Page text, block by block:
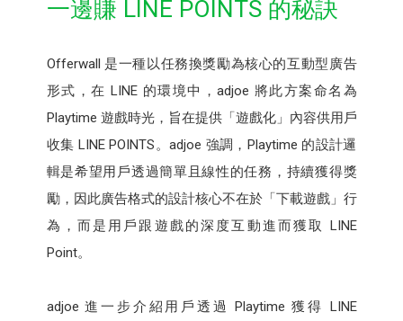
一邊賺 LINE POINTS 的秘訣
Offerwall 是一種以任務換獎勵為核心的互動型廣告
形式，在 LINE 的環境中，adjoe 將此方案命名為
Playtime 遊戲時光，旨在提供「遊戲化」內容供用戶
收集 LINE POINTS。adjoe 強調，Playtime 的設計邏
輯是希望用戶透過簡單且線性的任務，持續獲得獎
勵，因此廣告格式的設計核心不在於「下載遊戲」行
為，而是用戶跟遊戲的深度互動進而獲取 LINE
Point。
adjoe 進一步介紹用戶透過 Playtime 獲得 LINE